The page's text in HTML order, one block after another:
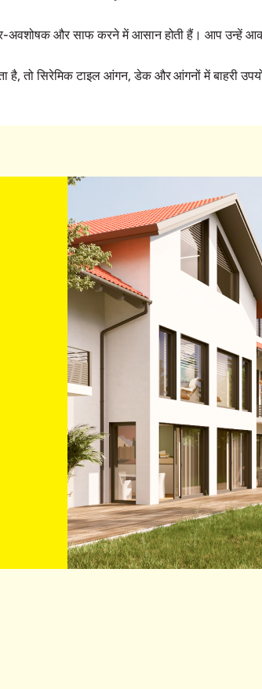
गैर-अवशोषक और साफ करने में आसान होती हैं। आप उन्हें
तो सिरेमिक टाइल आंगन, डेक और आंगनों में बाहरी